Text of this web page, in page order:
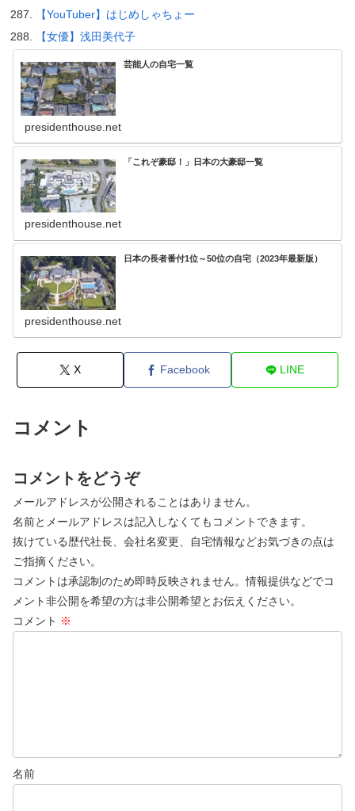
【YouTuber】はじめしゃちょー
【女優】浅田美代子
芸能人の自宅一覧
presidenthouse.net
「これぞ豪邸！」日本の大豪邸一覧
presidenthouse.net
日本の長者番付1位～50位の自宅（2023年最新版）
presidenthouse.net
X Facebook LINE
コメント
コメントをどうぞ
メールアドレスが公開されることはありません。
名前とメールアドレスは記入しなくてもコメントできます。
抜けている歴代社長、会社名変更、自宅情報などお気づきの点は
ご指摘ください。
コメントは承認制のため即時反映されません。情報提供などでコ
メント非公開を希望の方は非公開希望とお伝えください。
コメント ※
名前